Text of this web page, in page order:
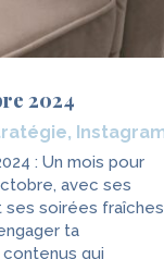
2024
,
: Un mois pour
avec ses
soirées
ta
qui